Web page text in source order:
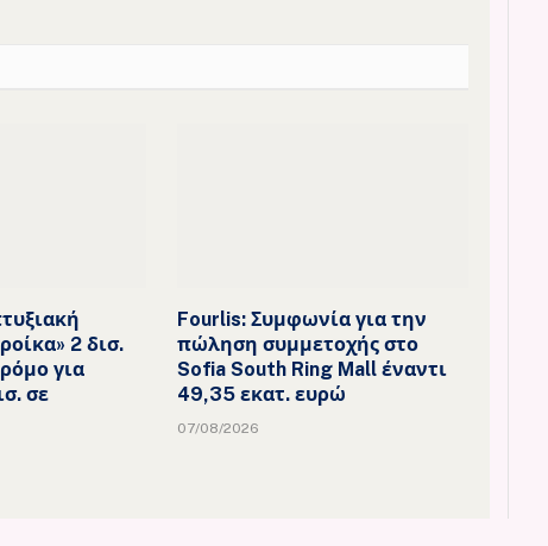
2 δισ.
για
σε
Fourlis: Συμφωνία για την
πώληση συμμετοχής στο
Sofia South Ring Mall έναντι
49,35 εκατ. ευρώ
07/08/2026